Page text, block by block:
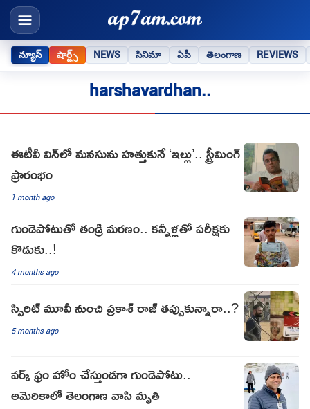
న్యూస్ షార్ట్స్ NEWS సినిమా ఏపీ తెలంగాణ REVIEWS
harshavardhan..
ఈటీవీ విన్‌లో మనసును హత్తుకునే ‘ఇల్లు’.. స్ట్రీమింగ్
ప్రారంభం
1 month ago
గుండెపోటుతో తండ్రి మరణం.. కన్నీళ్లతో పరీక్షకు
కొడుకు..!
4 months ago
స్పిరిట్ మూవీ నుంచి ప్రకాశ్ రాజ్ తప్పుకున్నారా..?
5 months ago
వర్క్ ఫ్రం హోం చేస్తుండగా గుండెపోటు..
అమెరికాలో తెలంగాణ వాసి మృతి